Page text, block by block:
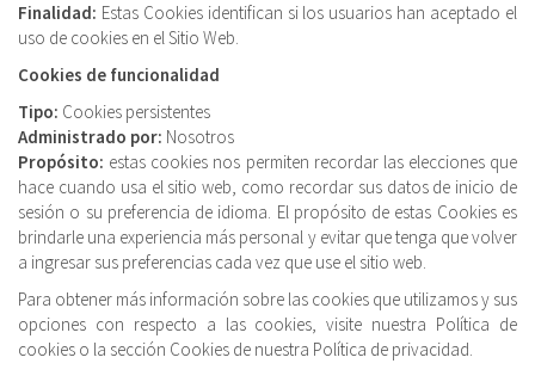
Finalidad: Estas Cookies identifican si los usuarios han aceptado el
uso de cookies en el Sitio Web.
Cookies de funcionalidad
Tipo: Cookies persistentes
Administrado por: Nosotros
Propósito: estas cookies nos permiten recordar las elecciones que
hace cuando usa el sitio web, como recordar sus datos de inicio de
sesión o su preferencia de idioma. El propósito de estas Cookies es
brindarle una experiencia más personal y evitar que tenga que volver
a ingresar sus preferencias cada vez que use el sitio web.
Para obtener más información sobre las cookies que utilizamos y sus
opciones con respecto a las cookies, visite nuestra Política de
cookies o la sección Cookies de nuestra Política de privacidad.